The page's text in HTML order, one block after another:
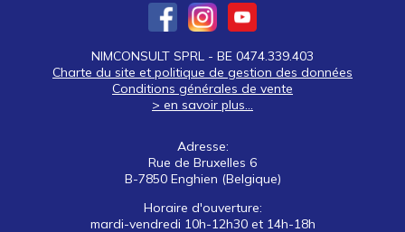
NIMCONSULT SPRL - BE 0474.339.403
Charte du site et politique de gestion des données
Conditions générales de vente
> en savoir plus...
Adresse:
Rue de Bruxelles 6
B-7850 Enghien (Belgique)
Horaire d'ouverture:
mardi-vendredi 10h-12h30 et 14h-18h